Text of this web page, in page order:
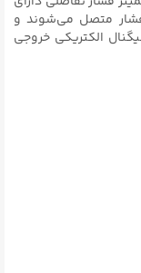
متصل می‌شوند و
الکتریکی خروجی